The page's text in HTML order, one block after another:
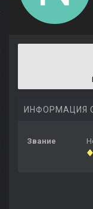
ИНФОРМАЦИЯ О
Звание